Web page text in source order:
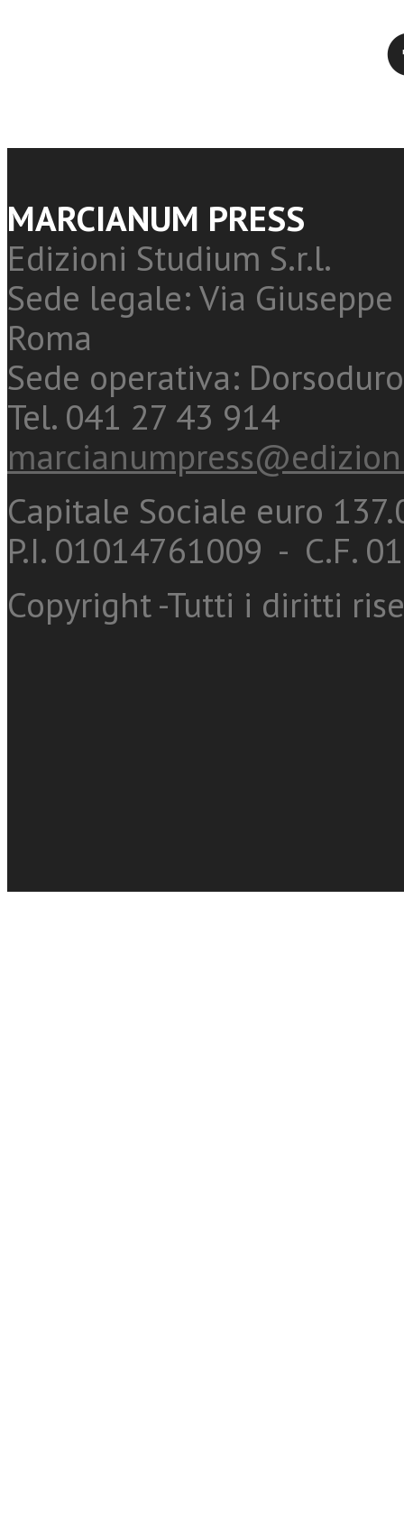
MARCIANUM PRESS
Edizioni Studium S.r.l.
Sede legale: Via
Roma
Sede operativa:
Tel. 041 27 43 914
Capitale Sociale euro
P.I. 01014761009 - C.F.
Copyright -Tutti i diritti